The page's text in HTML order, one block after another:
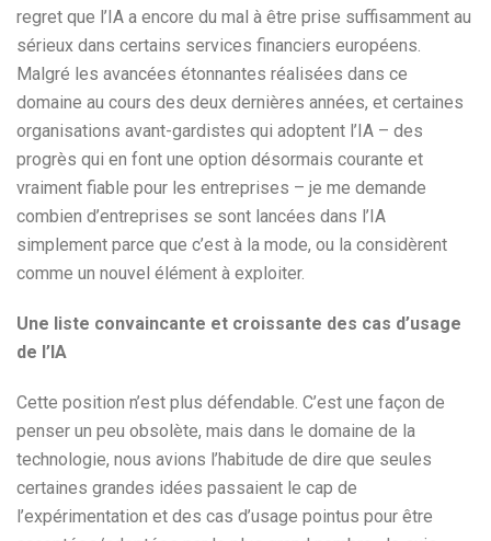
regret que l’IA a encore du mal à être prise suffisamment au
sérieux dans certains services financiers européens.
Malgré les avancées étonnantes réalisées dans ce
domaine au cours des deux dernières années, et certaines
organisations avant-gardistes qui adoptent l’IA – des
progrès qui en font une option désormais courante et
vraiment fiable pour les entreprises – je me demande
combien d’entreprises se sont lancées dans l’IA
simplement parce que c’est à la mode, ou la considèrent
comme un nouvel élément à exploiter.
Une liste convaincante et croissante des cas d’usage
de l’IA
Cette position n’est plus défendable. C’est une façon de
penser un peu obsolète, mais dans le domaine de la
technologie, nous avions l’habitude de dire que seules
certaines grandes idées passaient le cap de
l’expérimentation et des cas d’usage pointus pour être